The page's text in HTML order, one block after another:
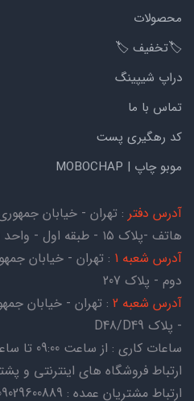
محصولات
🏷️تخفیف 🏷️
دراپ شیپینگ
تماس با ما
کد رهگیری پست
موبو چاپ | MOBOCHAP
آدرس دفتر : تهران - خیابان
هاتف -پلاک ۱۵ - طبقه اول - واحد ۱
آدرس شعبه 1
: تهران - خیابان
دوم - پلاک 207
آدرس شعبه 2
: تهران - خیابان
- پلاک D48/D49
ساعات کاری : از ساعت 09:00 تا ساعت 18:00
ارتباط فروشگاه های اینترنتی و پشتیبانی
ارتباط مشتریان عمده : 09029600889